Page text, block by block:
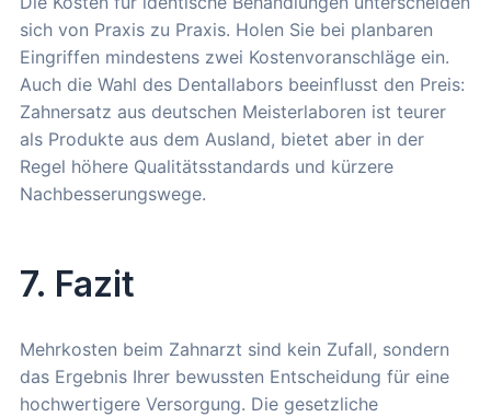
sich von Praxis zu Praxis. Holen Sie bei planbaren
Eingriffen mindestens zwei Kostenvoranschläge ein.
Auch die Wahl des Dentallabors beeinflusst den Preis:
Zahnersatz aus deutschen Meisterlaboren ist teurer
als Produkte aus dem Ausland, bietet aber in der
Regel höhere Qualitätsstandards und kürzere
Nachbesserungswege.
7. Fazit
Mehrkosten beim Zahnarzt sind kein Zufall, sondern
das Ergebnis Ihrer bewussten Entscheidung für eine
hochwertigere Versorgung. Die gesetzliche